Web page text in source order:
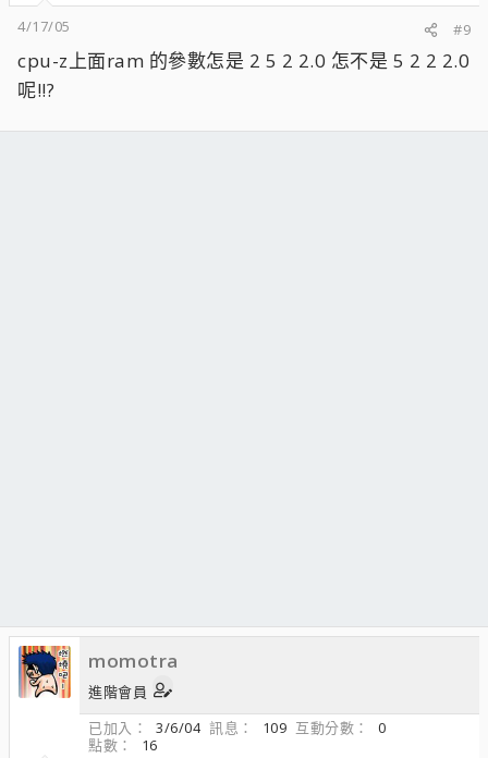
4/17/05
#9
cpu-z上面ram 的參數怎是 2 5 2 2.0 怎不是 5 2 2 2.0
呢!!?
momotra
進階會員
已加入
3/6/04 訊息 109 互動分數
0
點數
16